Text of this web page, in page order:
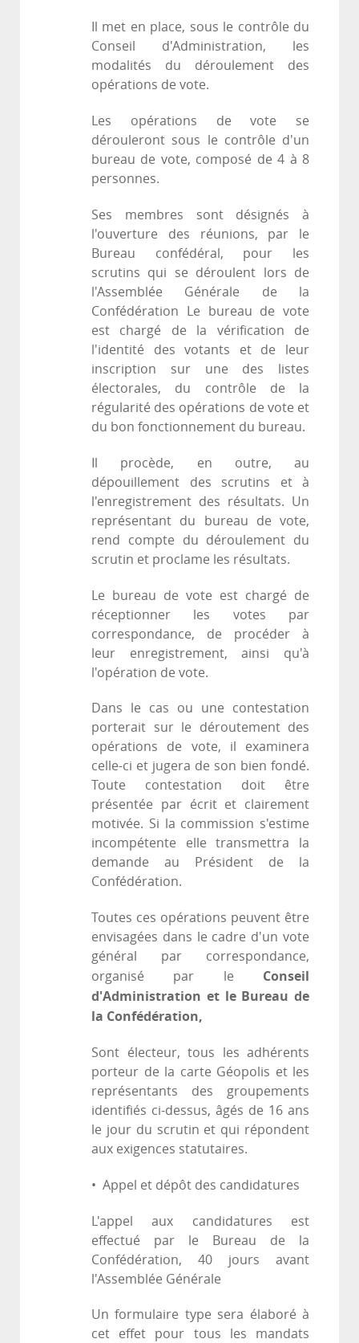
Il met en place, sous le contrôle du
Conseil d'Administration, les
modalités du déroulement des
opérations de vote.
Les opérations de vote se
dérouleront sous le contrôle d'un
bureau de vote, composé de 4 à 8
personnes.
Ses membres sont désignés à
l'ouverture des réunions, par le
Bureau confédéral, pour les
scrutins qui se déroulent lors de
l'Assemblée Générale de la
Confédération Le bureau de vote
est chargé de la vérification de
l'identité des votants et de leur
inscription sur une des listes
électorales, du contrôle de la
régularité des opérations de vote et
du bon fonctionnement du bureau.
Il procède, en outre, au
dépouillement des scrutins et à
l'enregistrement des résultats. Un
représentant du bureau de vote,
rend compte du déroulement du
scrutin et proclame les résultats.
Le bureau de vote est chargé de
réceptionner les votes par
correspondance, de procéder à
leur enregistrement, ainsi qu'à
l'opération de vote.
Dans le cas ou une contestation
porterait sur le déroutement des
opérations de vote, il examinera
celle-ci et jugera de son bien fondé.
Toute contestation doit être
présentée par écrit et clairement
motivée. Si la commission s'estime
incompétente elle transmettra la
demande au Président de la
Confédération.
Toutes ces opérations peuvent être
envisagées dans le cadre d'un vote
général par correspondance,
organisé par le
Conseil
d'Administration et le Bureau de
la Confédération,
Sont électeur, tous les adhérents
porteur de la carte Géopolis et les
représentants des groupements
identifiés ci-dessus, âgés de 16 ans
le jour du scrutin et qui répondent
aux exigences statutaires.
• Appel et dépôt des candidatures
L'appel aux candidatures est
effectué par le Bureau de la
Confédération, 40 jours avant
l'Assemblée Générale
Un formulaire type sera élaboré à
cet effet pour tous les mandats